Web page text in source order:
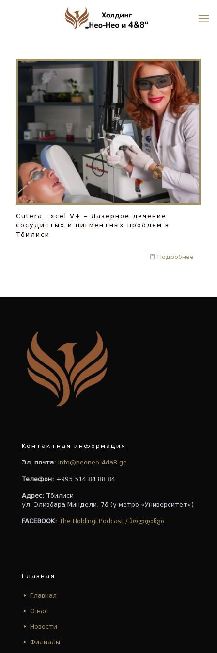
Cutera Excel V+ – Лазерное лечение
сосудистых и пигментных проблем в
Тбилиси
Подробнее
Контактная информация
Эл. почта: info@neoneo-4da8.ge
Телефон: +995 514 84 88 84
Адрес: Тбилиси
ул. Элизбара Миндели, 7б (у метро «Университет»)
FACEBOOK: The Holdingi Podcast / ჰოლდინგი
Главная
Главная
О нас
Новости
Филиалы